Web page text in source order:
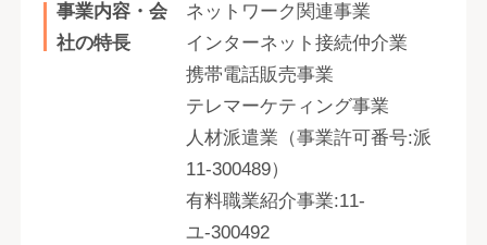
事業内容・会
社の特長
ネットワーク関連事業
インターネット接続仲介業
携帯電話販売事業
テレマーケティング事業
人材派遣業（事業許可番号:派
11-300489）
有料職業紹介事業:11-
ユ-300492